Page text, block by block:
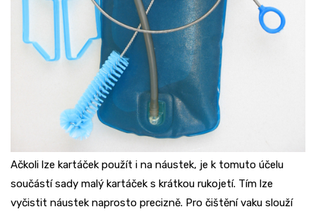
Ačkoli lze kartáček použít i na náustek, je k tomuto účelu
součástí sady malý kartáček s krátkou rukojetí. Tím lze
vyčistit náustek naprosto precizně. Pro čištění vaku slouží